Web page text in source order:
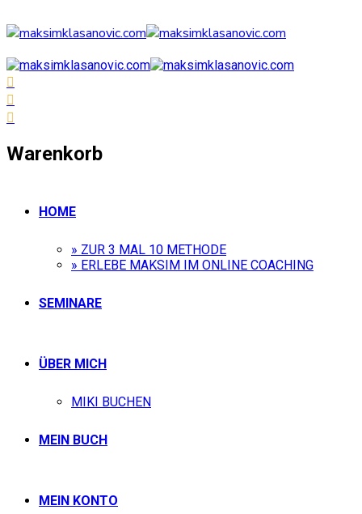
Warenkorb
HOME
» ZUR 3 MAL 10 METHODE
» ERLEBE MAKSIM IM ONLINE COACHING
SEMINARE
ÜBER MICH
MIKI BUCHEN
MEIN BUCH
MEIN KONTO